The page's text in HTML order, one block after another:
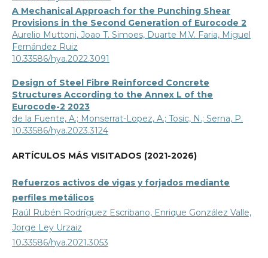
A Mechanical Approach for the Punching Shear
Provisions in the Second Generation of Eurocode 2
Aurelio Muttoni, Joao T. Simoes, Duarte M.V. Faria, Miguel
Fernández Ruiz
10.33586/hya.2022.3091
Design of Steel Fibre Reinforced Concrete
Structures According to the Annex L of the
Eurocode-2 2023
de la Fuente, A.; Monserrat-Lopez, A.; Tosic, N.; Serna, P.
10.33586/hya.2023.3124
ARTÍCULOS MÁS VISITADOS (2021-2026)
Refuerzos activos de vigas y forjados mediante
perfiles metálicos
Raúl Rubén Rodríguez Escribano, Enrique González Valle,
Jorge Ley Urzaiz
10.33586/hya.2021.3053